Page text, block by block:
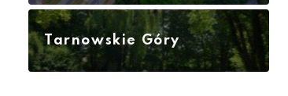
Tarnowskie Góry